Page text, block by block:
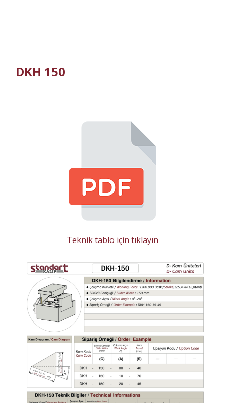
DKH 150
Teknik tablo için tıklayın